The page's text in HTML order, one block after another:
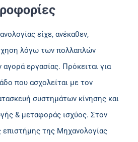
είχε, ανέκαθεν,
λόγω των πολλαπλών
εργασίας. Πρόκειται για
που ασχολείται με τον
συστημάτων κίνησης και
& μεταφοράς ισχύος. Στον
επιστήμης της Μηχανολογίας